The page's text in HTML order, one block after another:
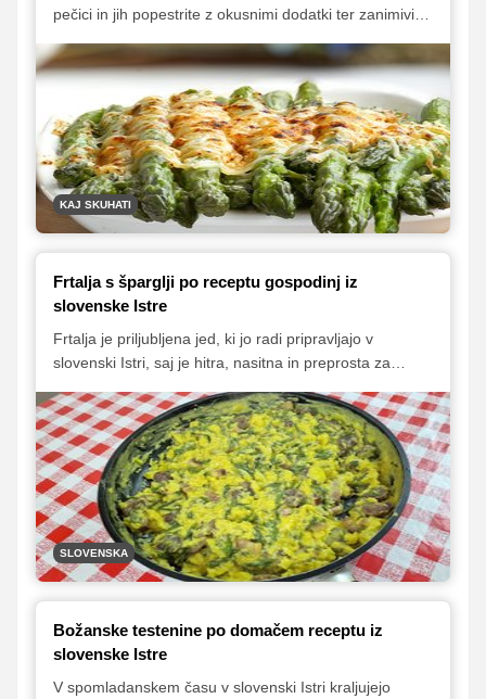
pečici in jih popestrite z okusnimi dodatki ter zanimivimi
šest odličnih idej, ki bodo šparglje povzdignile na višji
nivo.
KAJ SKUHATI
Frtalja s šparglji po receptu gospodinj iz
slovenske Istre
Frtalja je priljubljena jed, ki jo radi pripravljajo v
slovenski Istri, saj je hitra, nasitna in preprosta za
sestavinami po svojem okusu. Tokrat so nam
gospodinje iz društva TKŠKD Sv. Mikalvž, pripravile
frtaljo z divjimi šparglji.
SLOVENSKA
Božanske testenine po domačem receptu iz
slovenske Istre
V spomladanskem času v slovenski Istri kraljujejo